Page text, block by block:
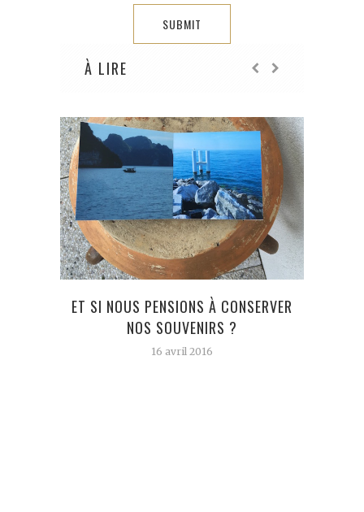
À LIRE
ET SI NOUS PENSIONS À CONSERVER
NOS SOUVENIRS ?
16 avril 2016